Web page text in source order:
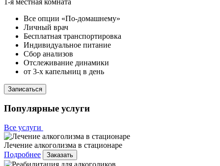
Все опции «По-домашнему»
Личный врач
Бесплатная транспортировка
Индивидуальное питание
Сбор анализов
Отслеживание динамики
от 3-х капельниц в день
Записаться
Популярные услуги
Все услуги
Лечение алкоголизма в стационаре
Подробнее
Заказать